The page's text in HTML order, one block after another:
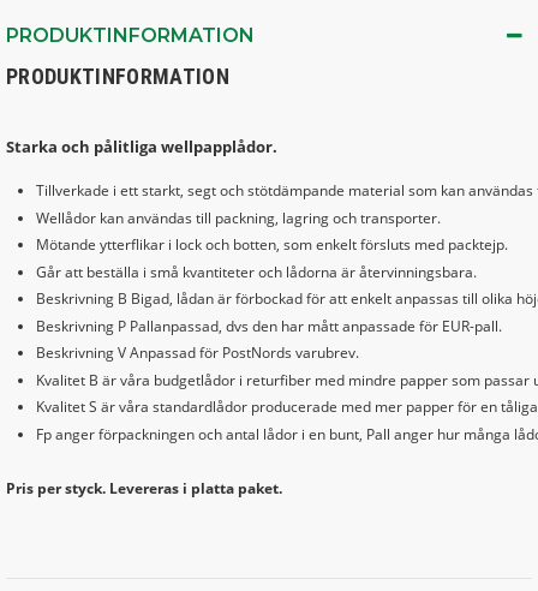
PRODUKTINFORMATION
PRODUKTINFORMATION
Starka och pålitliga wellpapplådor.
Tillverkade i ett starkt, segt och stötdämpande material som kan
Wellådor kan användas till packning, lagring och transporter.
Mötande ytterflikar i lock och botten, som enkelt försluts med packtejp.
Går att beställa i små kvantiteter och lådorna är återvinningsbara.
Beskrivning B Bigad, lådan är förbockad för att enkelt anpassas till olika
Beskrivning P Pallanpassad, dvs den har mått anpassade för EUR-pall.
Beskrivning V Anpassad för PostNords varubrev.
Kvalitet B är våra budgetlådor i returfiber med mindre papper som
Kvalitet S är våra standardlådor producerade med mer papper för en
Fp anger förpackningen och antal lådor i en bunt, Pall anger hur många
Pris per styck. Levereras i platta paket.